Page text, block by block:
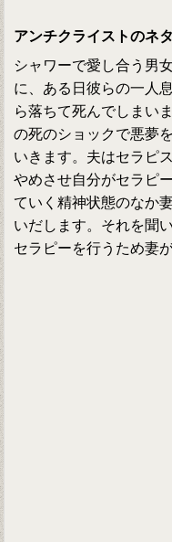
アンチクライストのネ
シャワーで愛し合う男
に、ある日彼らの一人
ら落ちて死んでしまい
の死のショックで悪夢
いきます。夫はセラピ
やめさせ自分がセラピ
ていく精神状態のなか
いだします。それを聞
セラピーを行うため妻